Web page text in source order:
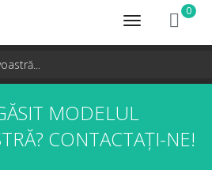
Toggle
navigation
0
MODELUL
CONTACTAȚI-NE!